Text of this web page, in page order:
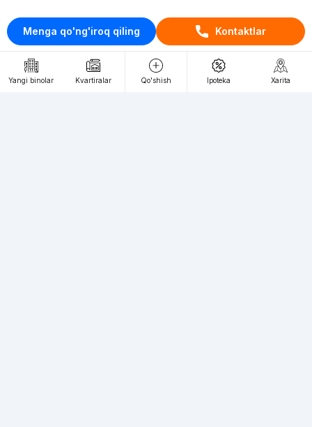
Menga qo'ng'iroq qiling Kontaktlar
Yangi binolar Kvartiralar Qo'shish Ipoteka Xarita
Kontaktlar
loyiha haqida
Webnow © loyihasi